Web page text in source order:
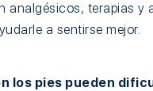
analgésicos, terapias y
a sentirse mejor.
los pies pueden